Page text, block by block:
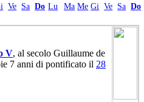
Ve Sa Do Lu Ma Me Gi Ve Sa Do
V, al secolo Guillaume de
7 anni di pontificato il 28